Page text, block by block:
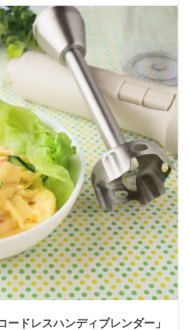
ードレスハンディブレンダー」